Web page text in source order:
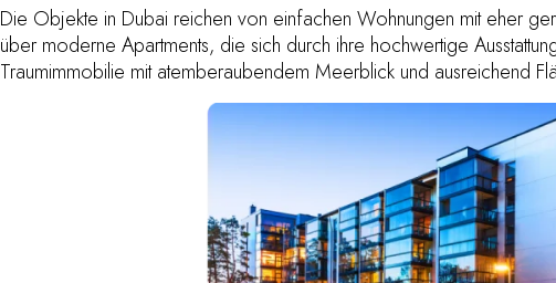
Die Objekte in Dubai reichen von einfachen Wohnungen mit eher
über moderne Apartments, die sich durch ihre hochwertige
Traumimmobilie mit atemberaubendem Meerblick und ausreichend